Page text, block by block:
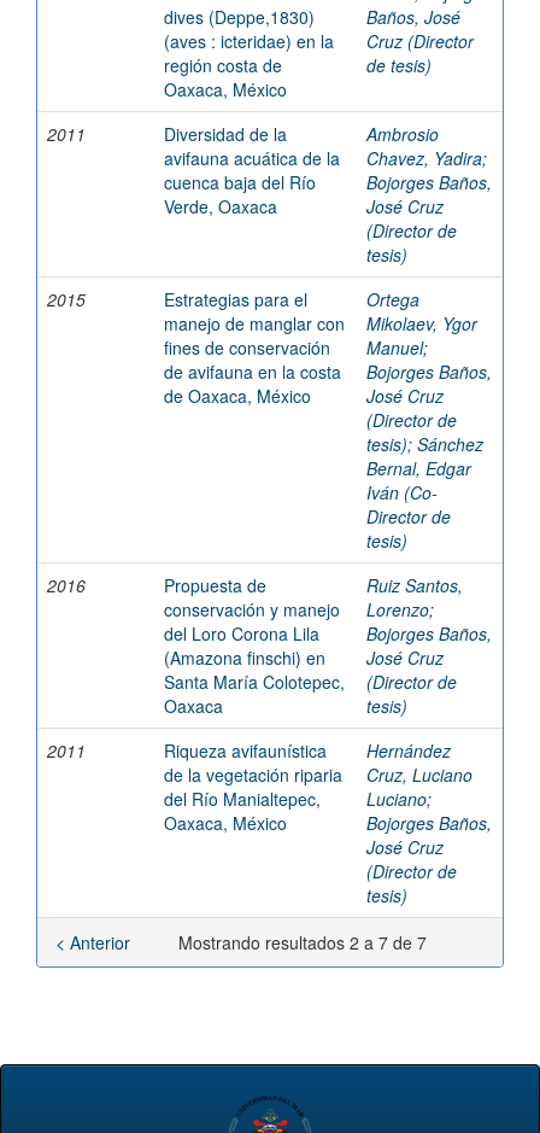
dives (Deppe,1830)
(aves : icteridae) en la
región costa de
Oaxaca, México
Baños, José
Cruz (Director
de tesis)
2011
Diversidad de la
avifauna acuática de la
cuenca baja del Río
Verde, Oaxaca
Ambrosio
Chavez, Yadira;
Bojorges Baños,
José Cruz
(Director de
tesis)
2015
Estrategias para el
manejo de manglar con
fines de conservación
de avifauna en la costa
de Oaxaca, México
Ortega
Mikolaev, Ygor
Manuel;
Bojorges Baños,
José Cruz
(Director de
tesis); Sánchez
Bernal, Edgar
Iván (Co-
Director de
tesis)
2016
Propuesta de
conservación y manejo
del Loro Corona Lila
(Amazona finschi) en
Santa María Colotepec,
Oaxaca
Ruiz Santos,
Lorenzo;
Bojorges Baños,
José Cruz
(Director de
tesis)
2011
Riqueza avifaunística
de la vegetación riparia
del Río Manialtepec,
Oaxaca, México
Hernández
Cruz, Luciano
Luciano;
Bojorges Baños,
José Cruz
(Director de
tesis)
Mostrando resultados 2 a 7 de 7
< Anterior